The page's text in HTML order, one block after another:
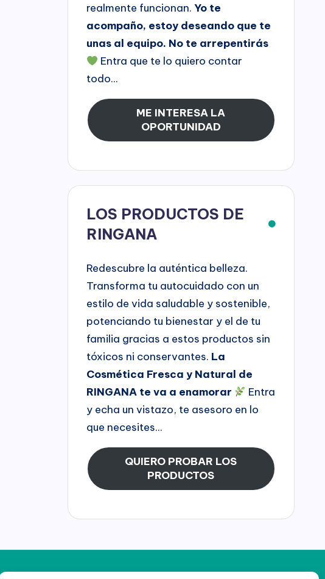
realmente funcionan. Yo te
acompaño, estoy deseando que te
unas al equipo. No te arrepentirás
Entra que te lo quiero contar
todo...
ME INTERESA LA
OPORTUNIDAD
LOS PRODUCTOS DE
RINGANA
Redescubre la auténtica belleza.
Transforma tu autocuidado con un
estilo de vida saludable y sostenible,
potenciando tu bienestar y el de tu
familia gracias a estos productos sin
tóxicos ni conservantes. La
Cosmética Fresca y Natural de
RINGANA te va a enamorar
Entra
y echa un vistazo, te asesoro en lo
que necesites...
QUIERO PROBAR LOS
PRODUCTOS